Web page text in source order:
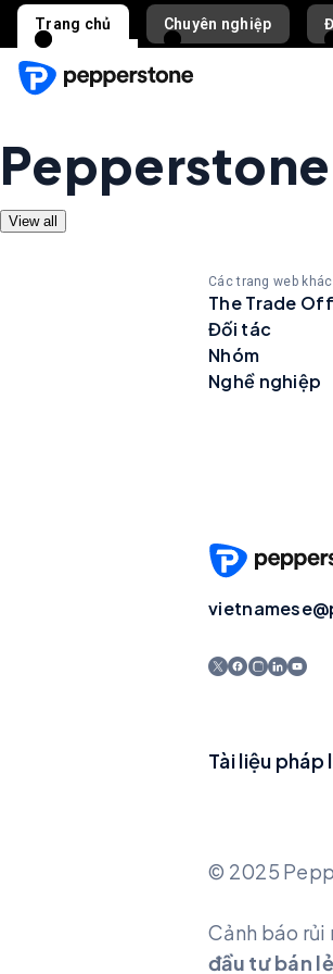
Trang chủ Chuyên nghiệp
View all
Các trang web khác
The Trade Off
Đối tác
Nhóm
Nghề nghiệp
Tài liệu pháp
© 2025
Cảnh báo rủi
đầu tư bán